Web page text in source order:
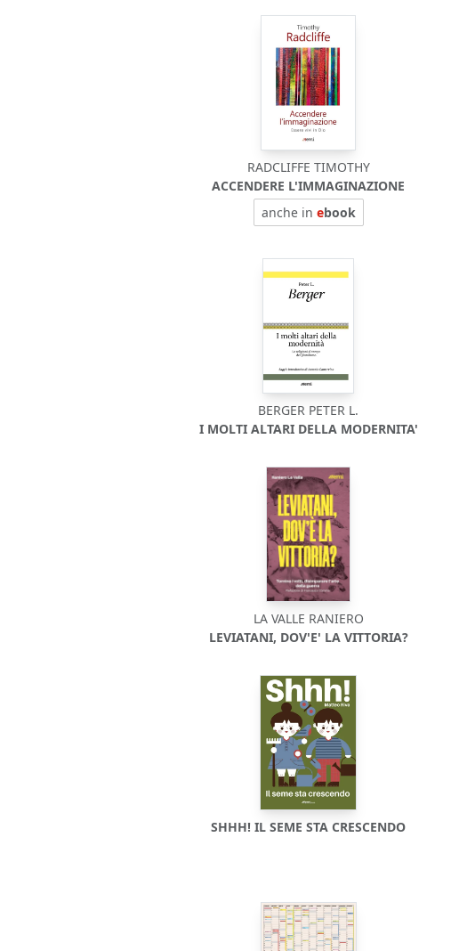
RADCLIFFE TIMOTHY
ACCENDERE L'IMMAGINAZIONE
anche in ebook
BERGER PETER L.
I MOLTI ALTARI DELLA MODERNITA'
LA VALLE RANIERO
LEVIATANI, DOV'E' LA VITTORIA?
SHHH! IL SEME STA CRESCENDO